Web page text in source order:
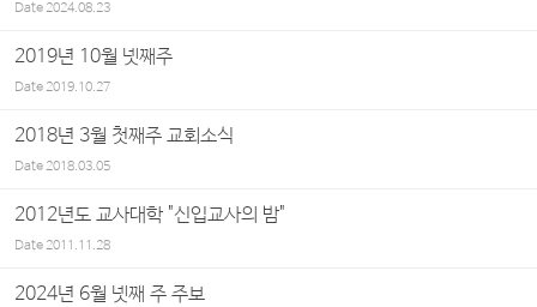
Date2024.08.23
2019년 10월 넷째주
Date2019.10.27
2018년 3월 첫째주 교회소식
Date2018.03.05
2012년도 교사대학 "신입교사의 밤"
Date2011.11.28
2024년 6월 넷째 주 주보